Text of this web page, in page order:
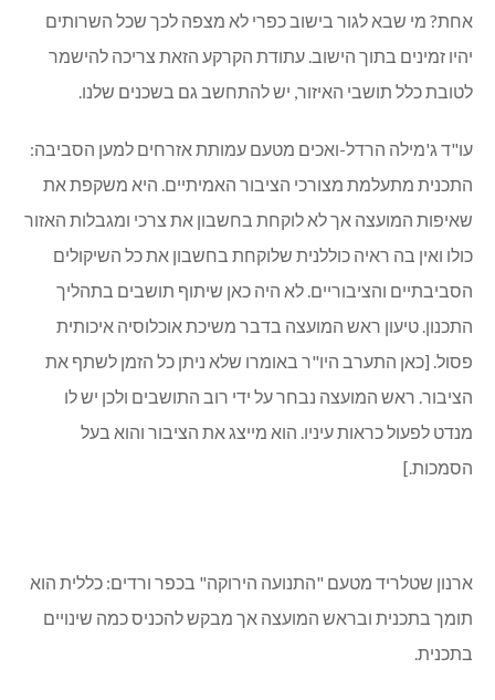
אחת? מי שבא לגור בישוב כפרי לא מצפה לכך שכל השרותים
יהיו זמינים בתוך הישוב. עתודת הקרקע הזאת צריכה להישמר
לטובת כלל תושבי האיזור, יש להתחשב גם בשכנים שלנו.
עו"ד ג'מילה הרדל-ואכים מטעם עמותת אזרחים למען הסביבה:
התכנית מתעלמת מצורכי הציבור האמיתיים. היא משקפת את
שאיפות המועצה אך לא לוקחת בחשבון את צרכי ומגבלות האזור
כולו ואין בה ראיה כוללנית שלוקחת בחשבון את כל השיקולים
הסביבתיים והציבוריים. לא היה כאן שיתוף תושבים בתהליך
התכנון. טיעון ראש המועצה בדבר משיכת אוכלוסיה איכותית
פסול. [כאן התערב היו"ר באומרו שלא ניתן כל הזמן לשתף את
הציבור. ראש המועצה נבחר על ידי רוב התושבים ולכן יש לו
מנדט לפעול כראות עיניו. הוא מייצג את הציבור והוא בעל
הסמכות.]
ארנון שטלריד מטעם "התנועה הירוקה" בכפר ורדים: כללית הוא
תומך בתכנית ובראש המועצה אך מבקש להכניס כמה שינויים
בתכנית.